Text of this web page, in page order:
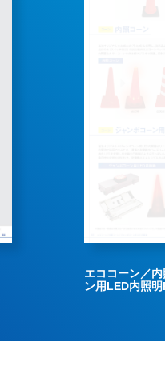
コーン付属品